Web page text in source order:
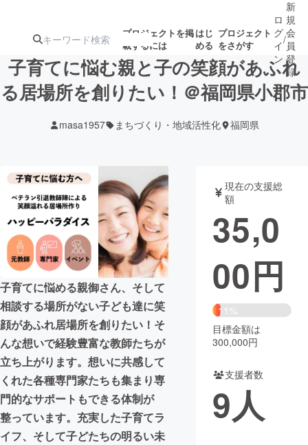
プロジェクトを掲
載するには
はじ
める
プロジェクト
をさがす
ターン
ジェクト
募集終了が近いプ
ロジェクト
されます
アート・写真 音楽
テクノロジー・ガジェット ゲーム・
映像・映画 書籍・雑誌
ビジネス・起業 チャレンジ
まちづくり・地域活性化
CAMPFIRE for Social Good
CAMPFIRE Creation
CAMPFIREふるさと納税
コミュニティ
ロ
グ
イ
ン
/
新
規
会
員
登
録
子育てに悩む親と子の笑顔があふれ
る居場所を創りたい！＠福岡県小郡市
masa1957 まちづくり・地域活性化 福岡県
子育てに悩める親御さん、そして
相談する場所がない子ども達に笑
顔があふれ居場所を創りたい！そ
んな想いで経験豊富な教師たちが
立ち上がります。想いに共感して
くれた各種専門家たちも集まり専
門的なサポートもできる体制が
整っています。充実した子育てラ
イフ、そして子どたちの明るい未
現在の支援総
額
35,0
00円
11%
目標金額は
300,000円
支援者数
9人